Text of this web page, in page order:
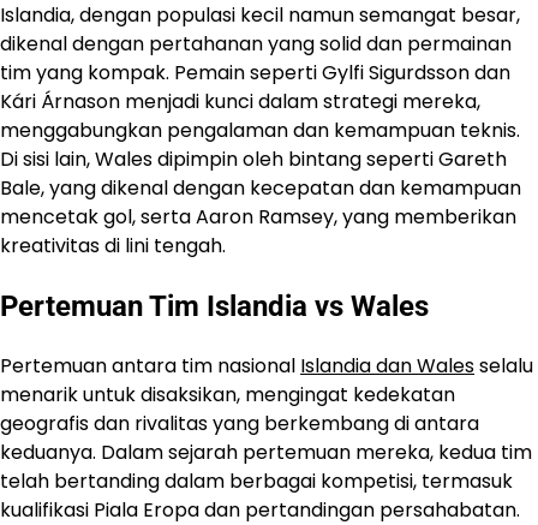
Islandia, dengan populasi kecil namun semangat besar,
dikenal dengan pertahanan yang solid dan permainan
tim yang kompak. Pemain seperti Gylfi Sigurdsson dan
Kári Árnason menjadi kunci dalam strategi mereka,
menggabungkan pengalaman dan kemampuan teknis.
Di sisi lain, Wales dipimpin oleh bintang seperti Gareth
Bale, yang dikenal dengan kecepatan dan kemampuan
mencetak gol, serta Aaron Ramsey, yang memberikan
kreativitas di lini tengah.
Pertemuan Tim Islandia vs Wales
Pertemuan antara tim nasional Islandia dan Walesselalu
menarik untuk disaksikan, mengingat kedekatan
geografis dan rivalitas yang berkembang di antara
keduanya. Dalam sejarah pertemuan mereka, kedua tim
telah bertanding dalam berbagai kompetisi, termasuk
kualifikasi Piala Eropa dan pertandingan persahabatan.